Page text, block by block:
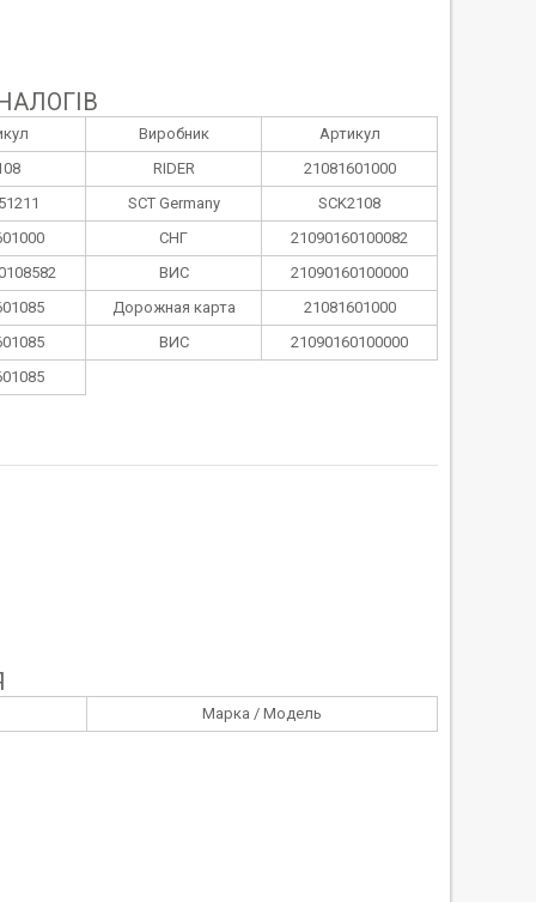
Виробник
Артикул
RIDER
21081601000
SCT Germany
SCK2108
СНГ
21090160100082
ВИС
21090160100000
Дорожная карта
21081601000
ВИС
21090160100000
Марка / Модель